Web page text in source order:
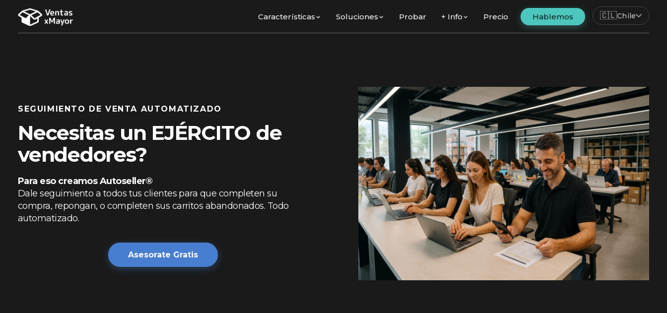
Características Soluciones Probar + Info Precio Hablemos 🇨🇱Chile
SEGUIMIENTO DE VENTA AUTOMATIZADO
Necesitas un EJÉRCITO de
vendedores?
Para eso creamos Autoseller®
Dale seguimiento a todos tus clientes para que completen su
compra, repongan, o completen sus carritos abandonados. Todo
automatizado.
Asesorate Gratis